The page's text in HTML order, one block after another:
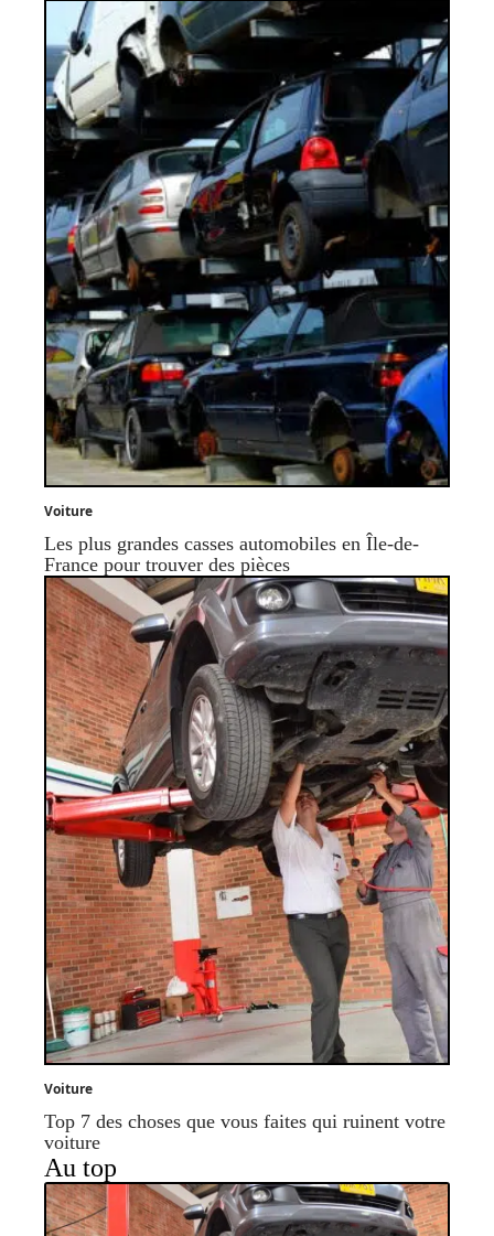
Voiture
Les plus grandes casses automobiles en Île-de-
France pour trouver des pièces
Voiture
Top 7 des choses que vous faites qui ruinent votre
voiture
Au top